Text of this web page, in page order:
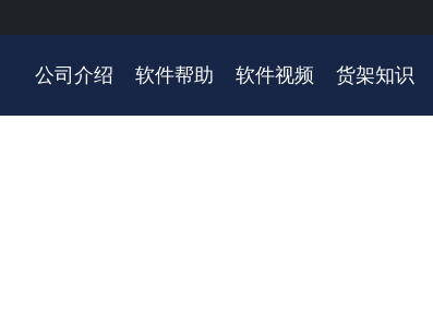
公司介绍 软件帮助 软件视频 货架知识